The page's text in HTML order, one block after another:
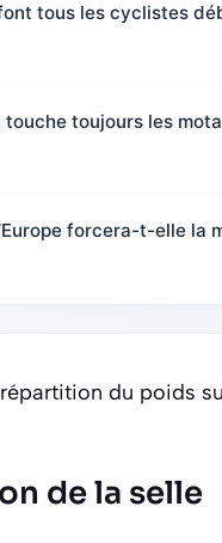
tous les cyclistes
toujours les
forcera-t-elle la
du poids
de la selle